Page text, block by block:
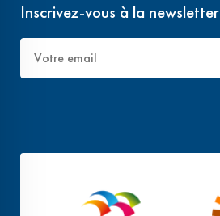
Inscrivez-vous à la newsletter